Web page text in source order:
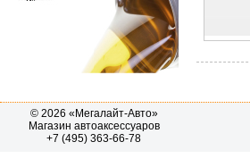
© 2026 «Мегалайт-Авто»
Магазин автоаксессуаров
+7 (495) 363-66-78